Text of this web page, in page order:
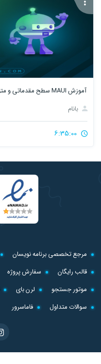
آموزش MAUI سطح مقدماتی و متوسط
بانام
مرجع تخصصی برنامه نویسان
قالب رایگان
سفارش پروژه
موتور جستجو
لرن بای
سوالات متداول
فاماسرور